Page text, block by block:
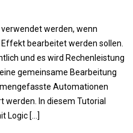
werden, wenn
bearbeitet werden sollen.
und es wird Rechenleistung
gemeinsame Bearbeitung
Automationen
In diesem Tutorial
Logic […]